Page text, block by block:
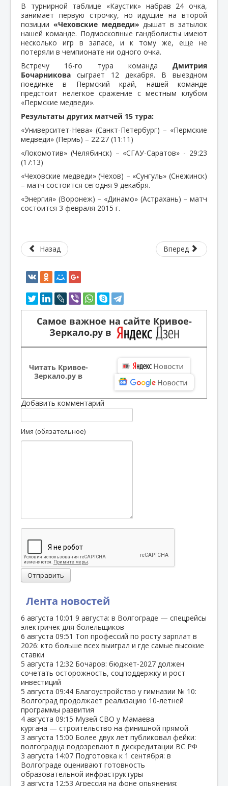
Лента новостей
6 августа 10:01 9 августа: в Волгограде — спецрейсы
электричек для болельщиков
6 августа 09:51 Топ профессий по росту зарплат в
2026: кто больше всех выиграл и где самые высокие
ставки
5 августа 12:32 Бочаров: бюджет‑2027 должен
сочетать осторожность, соцподдержку и рост
инвестиций
5 августа 09:44 Благоустройство у гимназии № 10:
Волгоград продолжает реализацию 10‑летней
программы развития
4 августа 09:15 Музей СВО у Мамаева
кургана — строительство на финишной прямой
3 августа 15:00 Более двух лет публиковал фейки:
волгоградца подозревают в дискредитации ВС РФ
3 августа 14:07 Подготовка к 1 сентября: в
Волгограде оценивают готовность
образовательной инфраструктуры
3 августа 12:53 Агрессия на фоне опьянения:
В турнирной таблице «Каустик» набрав 24 очка,
занимает первую строчку, но идущие на второй
позиции «Чеховские медведи» дышат в затылок
нашей команде. Подмосковные гандболисты имеют
несколько игр в запасе, и к тому же, еще не
потеряли в чемпионате ни одного очка.
Встречу 16-го тура команда Дмитрия
Бочарникова сыграет 12 декабря. В выездном
поединке в Пермский край, нашей команде
предстоит нелегкое сражение с местным клубом
«Пермские медведи».
Результаты других матчей 15 тура:
«Университет-Нева» (Санкт-Петербург) – «Пермские
медведи» (Пермь) – 22:27 (11:11)
«Локомотив» (Челябинск) – «СГАУ-Саратов» - 29:23
(17:13)
«Чеховские медведи» (Чехов) – «Сунгуль» (Снежинск)
– матч состоится сегодня 9 декабря.
«Энергия» (Воронеж) – «Динамо» (Астрахань) – матч
состоится 3 февраля 2015 г.
Назад Вперед
Самое важное на сайте Кривое-
Зеркало.ру в
Читать Кривое-
Зеркало.ру в
Добавить комментарий
Имя (обязательное)
Отправить